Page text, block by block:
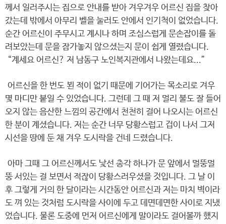
께서 일러주시는 집으로 안내를 받아 겨우겨우 어르신 집을 찾아
갔는데 밖에서 아무리 벨을 눌러도 안에서 인기척이 없었습니다.
순간 어르신이 주무시고 계시나 하며 조심스럽게 문손잡이를 돌
려보았는데 문을 잠가놓지 않으셨는지 문이 쉽게 열렸습니다.
“계세요 어르신? 저 남동구 노인복지관에서 나왔는데요...”
어르신을 한 번도 뵌 적이 없기 때문에 기어가는 목소리로 겨우
몇 마디만 붙일 수 있었습니다. 그런데 그 때 저 멀리 불도 잘 들어
오지 않는 음산한 느낌의 공간에서 천천히 걸어 나오시는 어르신
한 분이 계셨습니다. 저는 순간 너무 당황스럽고 겁이 나서 그저
시선을 땅에 둔 채 겨우 도시락을 건네 드렸습니다.
아마 그때 그 어르신께서도 낯선 총각 하나가 문 앞에서 멀뚱멀
뚱 서있는 걸 보면서 적잖이 당황스러우셨을 것입니다. 그 날 이
후 그렇게 거의 한 달이라는 시간동안 어르신과 저는 마치 벽이라
도 껴 있는 것처럼 도시락을 사이에 두고 데면데면한 사이로 지냈
었습니다. 물론 도중에 먼저 어르신에게 말이라도 걸어볼까 했지